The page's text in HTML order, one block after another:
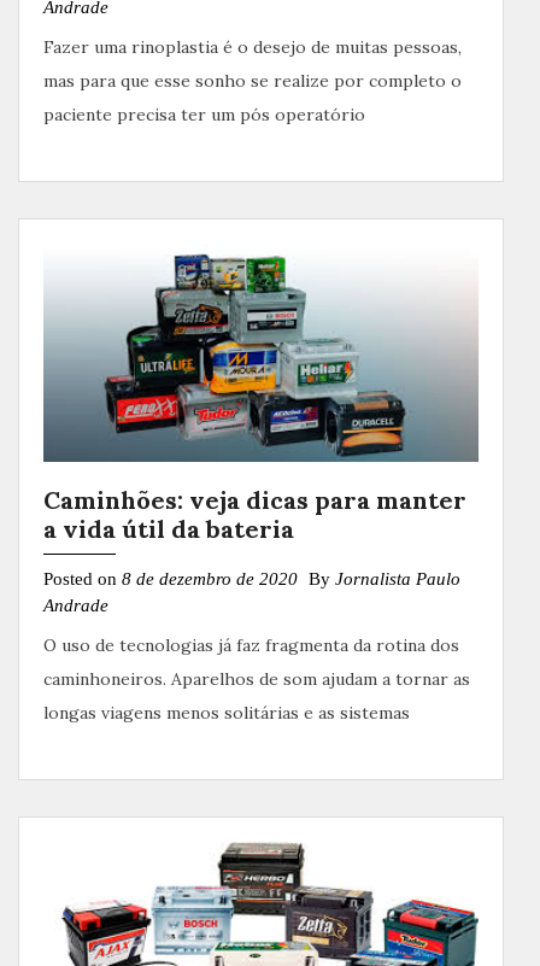
Andrade
Fazer uma rinoplastia é o desejo de muitas pessoas,
mas para que esse sonho se realize por completo o
paciente precisa ter um pós operatório
Caminhões: veja dicas para manter
a vida útil da bateria
Posted on 8 de dezembro de 2020 By Jornalista Paulo
Andrade
O uso de tecnologias já faz fragmenta da rotina dos
caminhoneiros. Aparelhos de som ajudam a tornar as
longas viagens menos solitárias e as sistemas